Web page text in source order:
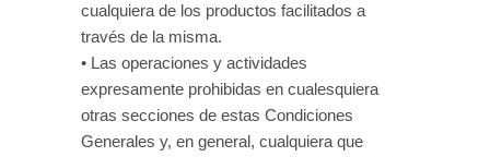
cualquiera de los productos facilitados a
través de la misma.
• Las operaciones y actividades
expresamente prohibidas en cualesquiera
otras secciones de estas Condiciones
Generales y, en general, cualquiera que